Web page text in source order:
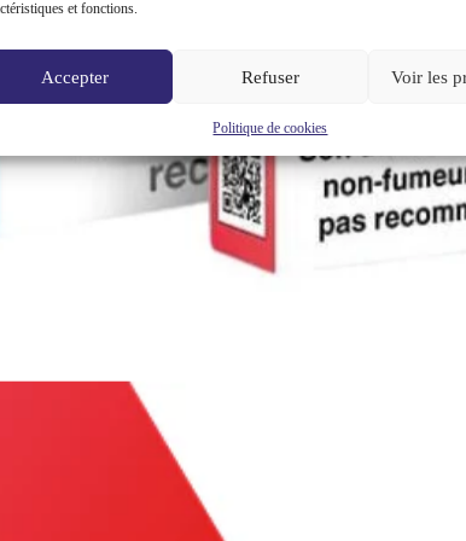
et fonctions.
Accepter Refuser Voir les
Politique de cookies